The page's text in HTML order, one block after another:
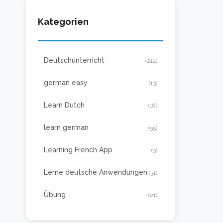
Kategorien
Deutschunterricht (214)
german easy (13)
Learn Dutch (18)
learn german (55)
Learning French App (3)
Lerne deutsche Anwendungen (31)
Übung (21)